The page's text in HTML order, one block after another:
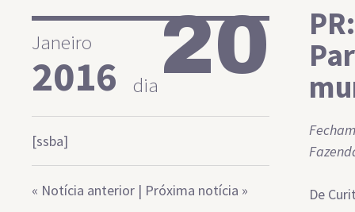
Janeiro
2016 dia20
[ssba]
« Notícia anterior | Próxima notícia »
De